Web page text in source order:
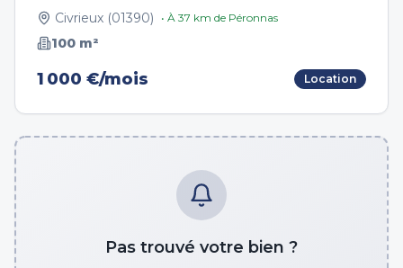
Civrieux (01390) • À 37 km de Péronnas
100 m²
1 000 €/mois Location
Pas trouvé votre bien ?